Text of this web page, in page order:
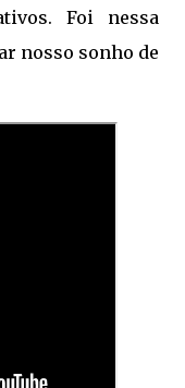
Foi nessa
nosso sonho de